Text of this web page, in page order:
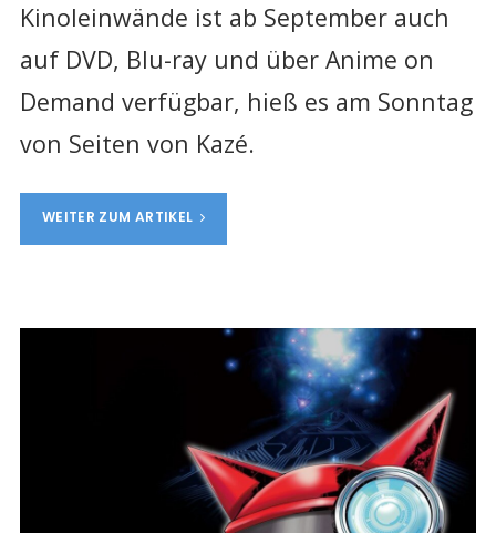
Kinoleinwände ist ab September auch
auf DVD, Blu-ray und über Anime on
Demand verfügbar, hieß es am Sonntag
von Seiten von Kazé.
WEITER ZUM ARTIKEL